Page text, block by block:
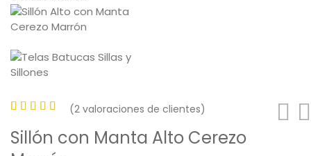
Valorado
con4.50
(2 valoraciones de clientes)
Sillón con Manta Alto Cerezo